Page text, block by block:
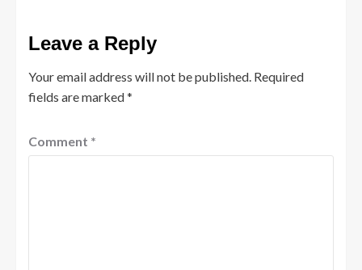
Leave a Reply
Your email address will not be published. Required
fields are marked*
Comment *